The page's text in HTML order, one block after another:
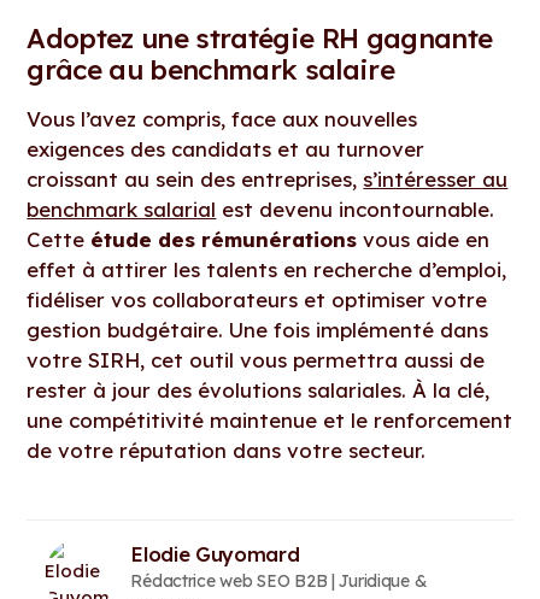
Adoptez une stratégie RH gagnante
grâce au benchmark salaire
Vous l’avez compris, face aux nouvelles
exigences des candidats et au turnover
croissant au sein des entreprises, s’intéresser au
benchmark salarial est devenu incontournable.
Cette étude des rémunérations vous aide en
effet à attirer les talents en recherche d’emploi,
fidéliser vos collaborateurs et optimiser votre
gestion budgétaire. Une fois implémenté dans
votre SIRH, cet outil vous permettra aussi de
rester à jour des évolutions salariales. À la clé,
une compétitivité maintenue et le renforcement
de votre réputation dans votre secteur.
Elodie Guyomard
Rédactrice web SEO B2B | Juridique &